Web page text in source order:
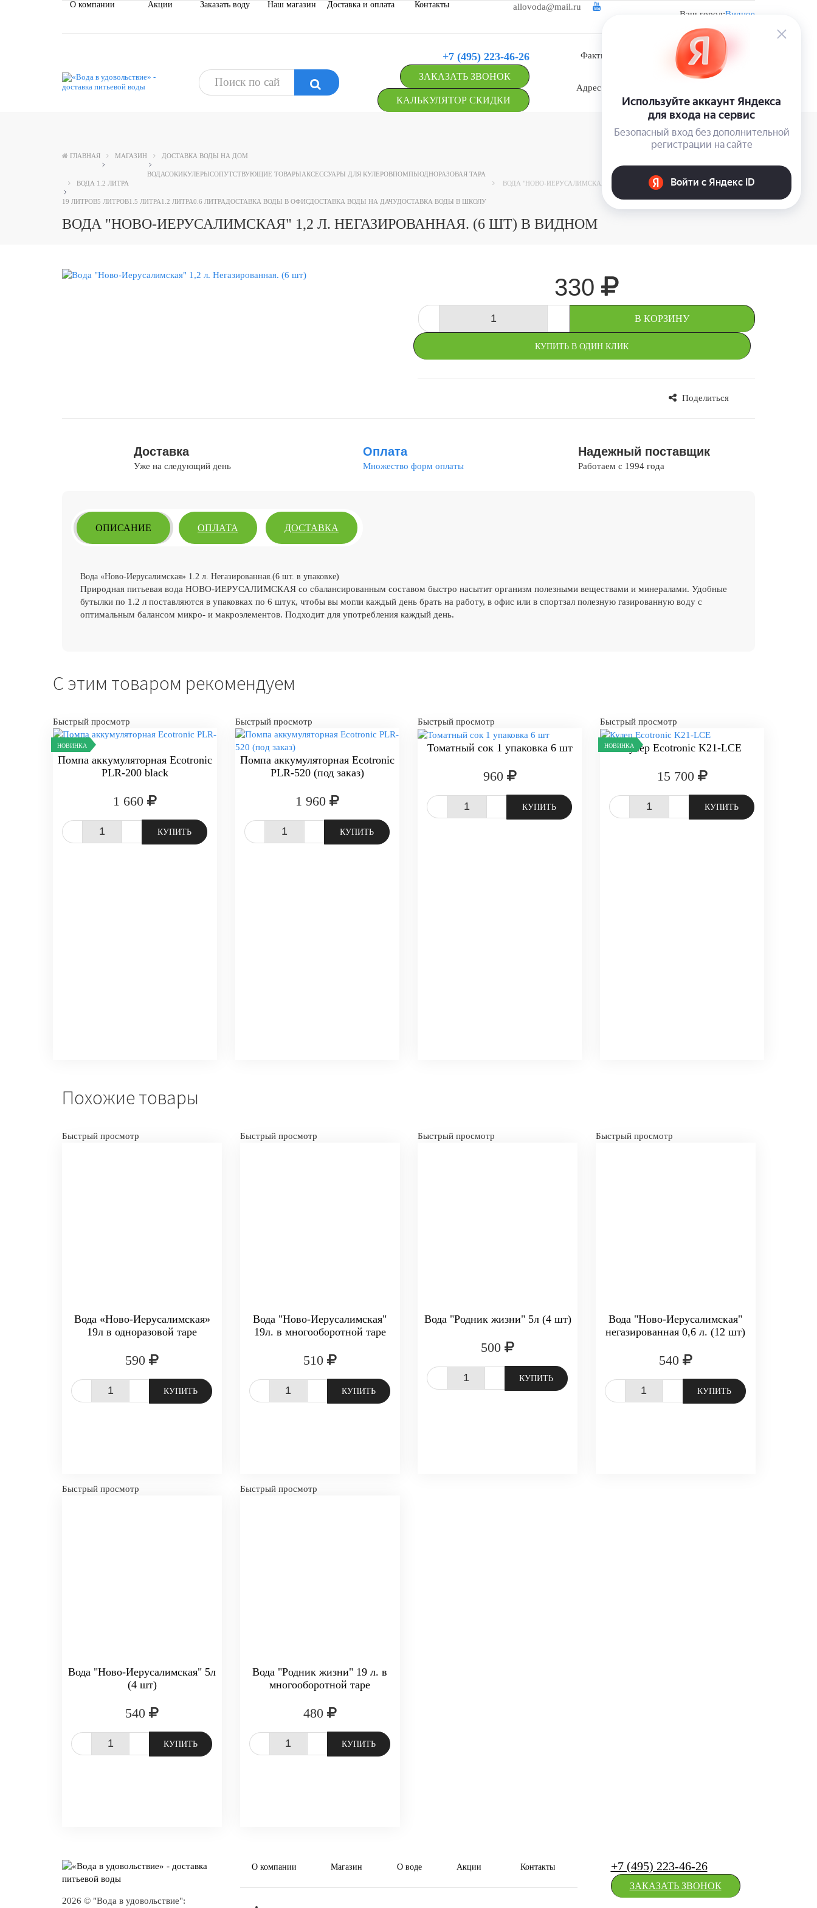
О компании Акции Заказать воду Наш магазин Доставка и оплата Контакты allovoda@mail.ru
Ваш город:Видное
+7 (495) 223-46-26
ЗАКАЗАТЬ ЗВОНОК
КАЛЬКУЛЯТОР СКИДКИ
Фактический адрес: Московская область, д.
Корсаково, ул. Изумрудная, участок 5
Адрес магазина: г. Истра, п. Пионерский, ул.
Школьная, д. 4
ГЛАВНАЯ МАГАЗИН ДОСТАВКА ВОДЫ НА ДОМ
ВОДАСОКИКУЛЕРЫСОПУТСТВУЮЩИЕ ТОВАРЫАКСЕССУАРЫ ДЛЯ КУЛЕРОВПОМПЫОДНОРАЗОВАЯ ТАРА
ВОДА 1.2 ЛИТРА
19 ЛИТРОВ5 ЛИТРОВ1.5 ЛИТРА1.2 ЛИТРА0.6 ЛИТРАДОСТАВКА ВОДЫ В ОФИСДОСТАВКА ВОДЫ НА ДАЧУДОСТАВКА ВОДЫ В ШКОЛУ
ВОДА "НОВО-ИЕРУСАЛИМСКАЯ" 1,2 Л. НЕГАЗИРОВАННАЯ. (6 ШТ)
ВОДА "НОВО-ИЕРУСАЛИМСКАЯ" 1,2 Л. НЕГАЗИРОВАННАЯ. (6 ШТ) В ВИДНОМ
330
В КОРЗИНУ
КУПИТЬ В ОДИН КЛИК
Поделиться
Доставка
Уже на следующий день
Оплата
Множество форм оплаты
Надежный поставщик
Работаем с 1994 года
ОПИСАНИЕ ОПЛАТА ДОСТАВКА
Вода «Ново-Иерусалимская» 1.2 л. Негазированная.(6 шт. в упаковке)
Природная питьевая вода НОВО-ИЕРУСАЛИМСКАЯ со сбалансированным составом быстро насытит организм полезными веществами и минералами. Удобные
бутылки по 1.2 л поставляются в упаковках по 6 штук, чтобы вы могли каждый день брать на работу, в офис или в спортзал полезную газированную воду с
оптимальным балансом микро- и макроэлементов. Подходит для употребления каждый день.
С этим товаром рекомендуем
Быстрый просмотр
НОВИНКА
Помпа аккумуляторная Ecotronic
PLR-200 black
1 660
КУПИТЬ
Быстрый просмотр
Помпа аккумуляторная Ecotronic
PLR-520 (под заказ)
1 960
КУПИТЬ
Быстрый просмотр
Томатный сок 1 упаковка 6 шт
960
КУПИТЬ
Быстрый просмотр
НОВИНКАКулер Ecotronic K21-LCE
15 700
КУПИТЬ
Похожие товары
Быстрый просмотр
Вода «Ново-Иерусалимская»
19л в одноразовой таре
590
КУПИТЬ
Быстрый просмотр
Вода "Ново-Иерусалимская"
19л. в многооборотной таре
510
КУПИТЬ
Быстрый просмотр
Вода "Родник жизни" 5л (4 шт)
500
КУПИТЬ
Быстрый просмотр
Вода "Ново-Иерусалимская"
негазированная 0,6 л. (12 шт)
540
КУПИТЬ
Быстрый просмотр
Вода "Ново-Иерусалимская" 5л
(4 шт)
540
КУПИТЬ
Быстрый просмотр
Вода "Родник жизни" 19 л. в
многооборотной таре
480
КУПИТЬ
2026 © "Вода в удовольствие":
О компании Магазин О воде Акции Контакты +7 (495) 223-46-26
ЗАКАЗАТЬ ЗВОНОК